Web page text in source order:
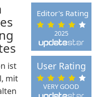
2025
Editor's Rating
VERY GOOD
User Rating
ist
mit